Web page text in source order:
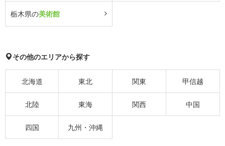
栃木県の美術館
その他のエリアから探す
北海道 東北 関東 甲信越
北陸 東海 関西 中国
四国 九州・沖縄